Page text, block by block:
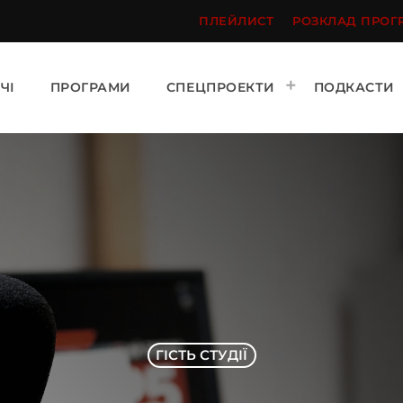
ПЛЕЙЛИСТ РОЗКЛАД
ПРОГРАМИ СПЕЦПРОЕКТИ ПОДКАСТИ
ГІСТЬ СТУДІЇ